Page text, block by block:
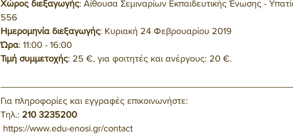
Χώρος διεξαγωγής: Αίθουσα Σεμιναρίων Εκπαιδευτικής Ένωσης -
556
Ημερομηνία διεξαγωγής: Κυριακή 24 Φεβρουαρίου 2019
Ώρα: 11:00 - 16:00
Τιμή συμμετοχής: 25 €, για φοιτητές και ανέργους: 20 €.
Για πληροφορίες και εγγραφές επικοινωνήστε:
Τηλ.: 210 3235200
https://www.edu-enosi.gr/contact